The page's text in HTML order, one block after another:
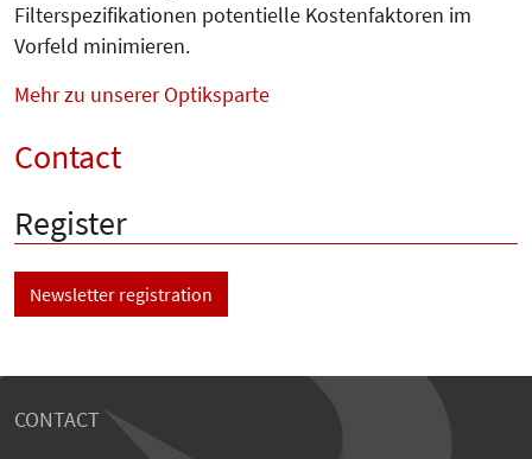
Filterspezifikationen potentielle Kos­ten­faktoren im
Vorfeld minimieren.
Mehr zu unserer Optiksparte
Contact
Register
Newsletter registration
CONTACT